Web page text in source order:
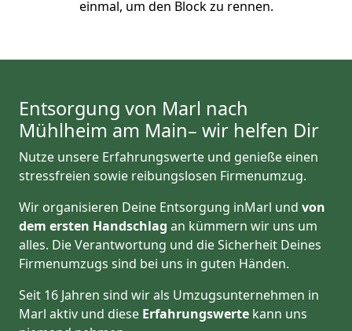
einmal, um den Block zu rennen.
Entsorgung von Marl nach
Mühlheim am Main– wir helfen Dir
Nutze unsere Erfahrungswerte und genieße einen
stressfreien sowie reibungslosen Firmenumzug.
Wir organisieren Deine Entsorgung inMarl und von
dem ersten Handschlag an kümmern wir uns um
alles. Die Verantwortung und die Sicherheit Deines
Firmenumzugs sind bei uns in guten Händen.
Seit 16 Jahren sind wir als Umzugsunternehmen in
Marl aktiv und diese Erfahrungswerte kann uns